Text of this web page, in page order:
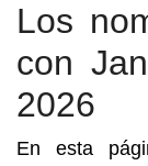
Los
con
2026
En esta